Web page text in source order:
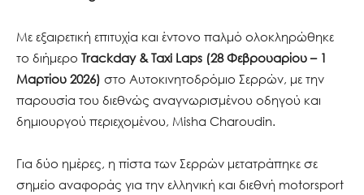
Με εξαιρετική επιτυχία και έντονο παλμό ολοκληρώθηκε
το διήμερο Trackday & Taxi Laps (28 Φεβρουαρίου – 1
Μαρτίου 2026) στο Αυτοκινητοδρόμιο Σερρών, με την
παρουσία του διεθνώς αναγνωρισμένου οδηγού και
δημιουργού περιεχομένου, Misha Charoudin.
Για δύο ημέρες, η πίστα των Σερρών μετατράπηκε σε
σημείο αναφοράς για την ελληνική και διεθνή motorsport